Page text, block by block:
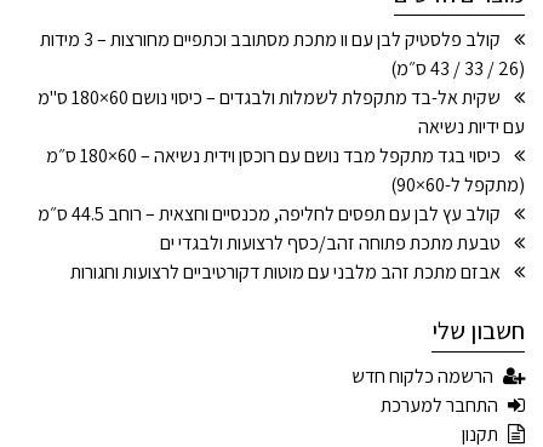
קולב פלסטיק לבן עם וו מתכת מסתובב וכתפיים מחורצות – 3 מידות
(26 / 33 / 43 ס״מ)
שקית אל-בד מתקפלת לשמלות ולבגדים – כיסוי נושם 60×180 ס"מ
עם ידיות נשיאה
כיסוי בגד מתקפל מבד נושם עם רוכסן וידית נשיאה – 60×180 ס״מ
(מתקפל ל-60×90)
קולב עץ לבן עם תפסים לחליפה, מכנסיים וחצאית – רוחב 44.5 ס״מ
טבעת מתכת פתוחה זהב/כסף לרצועות ולבגדי ים
אבזם מתכת זהב מלבני עם מוטות דקורטיביים לרצועות וחגורות
חשבון שלי
הרשמה כלקוח חדש
התחבר למערכת
תקנון